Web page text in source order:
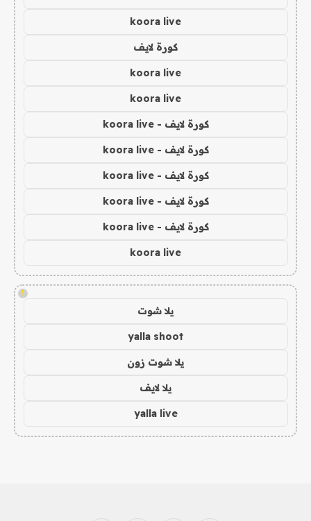
koora live
كورة لايف
koora live
koora live
كورة لايف - koora live
كورة لايف - koora live
كورة لايف - koora live
كورة لايف - koora live
كورة لايف - koora live
koora live
!
يلا شوت
yalla shoot
يلا شوت زون
يلا لايف
yalla live